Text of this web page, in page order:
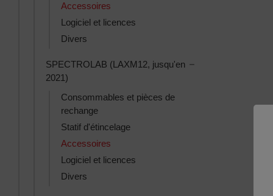
Accessoires
Logiciel et licences
Divers
SPECTROLAB (LAXM12, jusqu'en
2021)
Consommables et pièces de
rechange
Statif d'étincelage
Accessoires
Logiciel et licences
Divers